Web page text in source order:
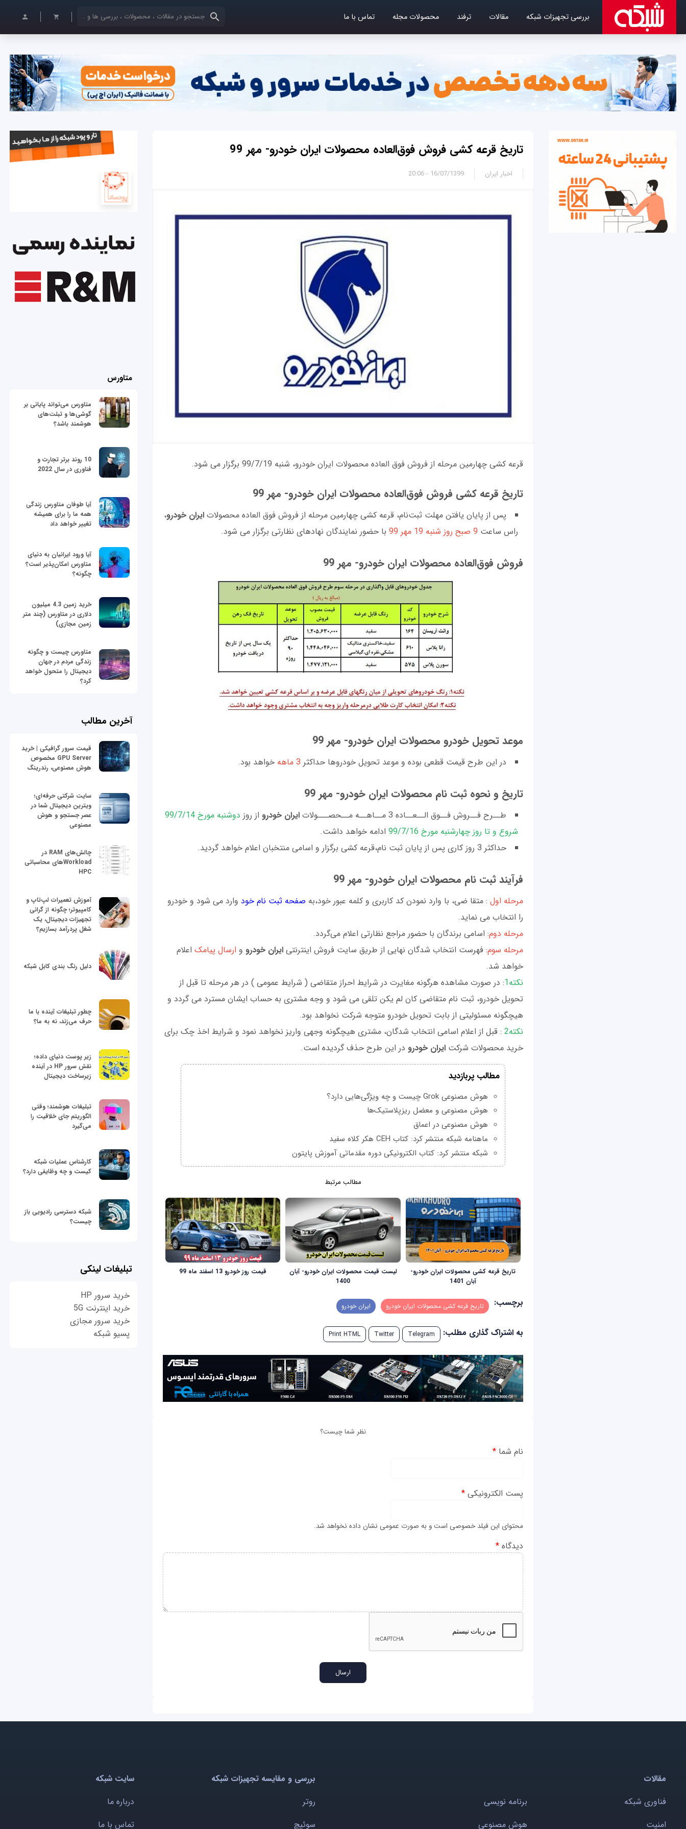
بررسی تجهیزات شبکه مقالات ترفند محصولات مجله تماس با ما کلمات کلیدی خود را وارد کنید
تاریخ قرعه کشی فروش فوق‌العاده محصولات ایران خودرو- مهر 99
16/07/1399 - 20:06 اخبار ایران
قرعه کشی چهارمین مرحله از فروش فوق العاده محصولات ایران خودرو، شنبه 99/7/19 برگزار می شود.
تاریخ قرعه کشی فروش فوق‌العاده محصولات ایران خودرو- مهر 99
پس از پایان یافتن مهلت ثبت‌نام، قرعه کشی چهارمین مرحله از فروش فوق العاده محصولات ایران خودرو،
راس ساعت 9 صبح روز شنبه 19 مهر 99 با حضور نمایندگان نهادهای نظارتی برگزار می شود.
فروش فوق‌العاده محصولات ایران‌ خودرو- مهر 99
موعد تحويل خودرو محصولات ایران خودرو- مهر 99
در اين طرح قيمت قطعی بوده و موعد تحويل خودروها حداكثر خواهد بود.
تاريخ و نحوه ثبت نام محصولات ایران خودرو- مهر 99
طــرح فــروش فــوق الــعــاده 3 مــاهــه مــحصـــولات ايران خودرو از روز
دوشنبه مورخ 99/7/14
شروع و تا روز چهارشنبه مورخ 99/7/16
ادامه خواهد داشت.
حداكثر 3 روز كاری پس از پايان ثبت نام،قرعه كشی برگزار و اسامی منتخبان اعلام خواهد گرديد.
فرآيند ثبت نام محصولات ایران خودرو- مهر 99
مرحله اول : متقا ضی، با وارد نمودن كد كاربری و كلمه عبور خود،به صفحه ثبت نام خود وارد می شود و خودرو
را انتخاب می نمايد.
مرحله دوم: اسامی برندگان با حضور مراجع نظارتی اعلام می‌گردد.
مرحله سوم: فهرست انتخاب شدگان نهايی از طريق سايت فروش اينترنتی ایران خودرو و ارسال پيامک اعلام
خواهد شد.
نكته1 : در صورت مشاهده هرگونه مغايرت در شرايط احراز متقاضی ( شرايط عمومی ) در هر مرحله تا قبل از
تحويل خودرو، ثبت نام متقاضی كان لم يكن تلقی می شود و وجه مشتری به حساب ايشان مسترد می گردد و
هيچگونه مسئوليتی از بابت تحويل خودرو متوجه شركت نخواهد بود.
نكته2
: قبل از اعلام اسامی انتخاب شدگان، مشتری هيچگونه وجهی واريز نخواهد نمود و شرايط اخذ چک برای
خريد محصولات شركت ایران خودرو در اين طرح حذف گرديده است.
مطالب پربازدید
هوش مصنوعی Grok چیست و چه ویژگی‌هایی دارد؟
هوش مصنوعی و معضل ریزپلاستیک‌ها
هوش مصنوعی در اعماق
ماهنامه شبکه منتشر کرد: کتاب CEH هکر کلاه سفید
شبکه منتشر کرد: کتاب الکترونیکی دوره مقدماتی آموزش پایتون
مطالب مرتبط
تاریخ قرعه کشی محصولات ایران خودرو-
آبان 1401
لیست قیمت محصولات ایران خودرو- آبان
1400
قیمت روز خودرو 13 اسفند ماه 99
برچسب: تاریخ قرعه کشی محصولات ایران خودرو ایران خودرو
به اشتراک گذاری مطلب: Telegram
Twitter
Print HTML
نظر شما چیست؟
نام شما *
پست الکترونیکی *
محتوای این فیلد خصوصی است و به صورت عمومی نشان داده نخواهد شد.
دیدگاه *
متاورس
متاورس می‌تواند پایانی بر
گوشی‌ها و تبلت‌های
هوشمند باشد؟
10 روند برتر تجارت و
فناوری در سال 2022
آیا طوفان متاورس زندگی
همه ما را برای همیشه
تغییر خواهد داد
آیا ورود ایرانیان به دنیای
متاورس امکان‌پذیر است؟
چگونه؟
خرید زمین 4.3 میلیون
دلاری در متاورس (چند متر
زمین مجازی)
متاورس چیست و چگونه
زندگی مردم در جهان
دیجیتال را متحول خواهد
کرد؟
آخرین مطالب
قیمت سرور گرافیکی | خرید
GPU Server مخصوص
هوش مصنوعی، رندرینگ
سایت شرکتی حرفه‌ای؛
ویترین دیجیتال شما در
عصر جستجو و هوش
مصنوعی
چالش‌های RAM در
Workloadهای محاسباتی
HPC
آموزش تعمیرات لپ‌تاپ و
کامپیوتر؛ چگونه از گرانی
تجهیزات دیجیتال، یک
شغل پردرآمد بسازیم؟
دلیل رنگ بندی کابل شبکه
چطور تبلیغات آینده با ما
حرف می‌زند، نه به ما؟
زیر پوست دنیای داده؛
نقش سرور HP در آینده
زیرساخت دیجیتال
تبلیغات هوشمند؛ وقتی
الگوریتم جای خلاقیت را
می‌گیرد
کارشناس عملیات شبکه
کیست و چه وظایفی دارد؟
شبکه دسترسی رادیویی باز
چیست؟
تبلیغات لینکی
خرید سرور HP
خرید اینترنت 5G
خرید سرور مجازی
پسیو شبکه
مقالات
فناوری شبکه
برنامه نویسی
امنیت
هوش مصنوعی
بررسی و مقایسه تجهیزات شبکه
روتر
سوئیچ
سایت شبکه
درباره ما
تماس با ما